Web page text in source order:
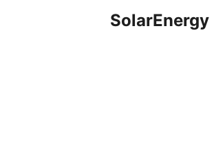
SolarEnergy